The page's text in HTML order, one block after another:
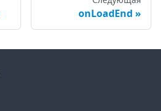
onLoadEnd